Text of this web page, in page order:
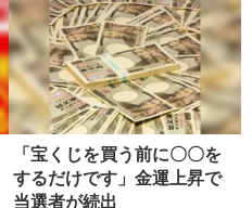
「宝くじを買う前に〇〇を
するだけです」金運上昇で
当選者が続出